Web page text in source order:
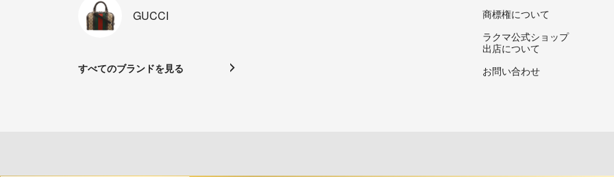
GUCCI
すべてのブランドを見る
商標権について
ラクマ公式ショップ
出店について
お問い合わせ